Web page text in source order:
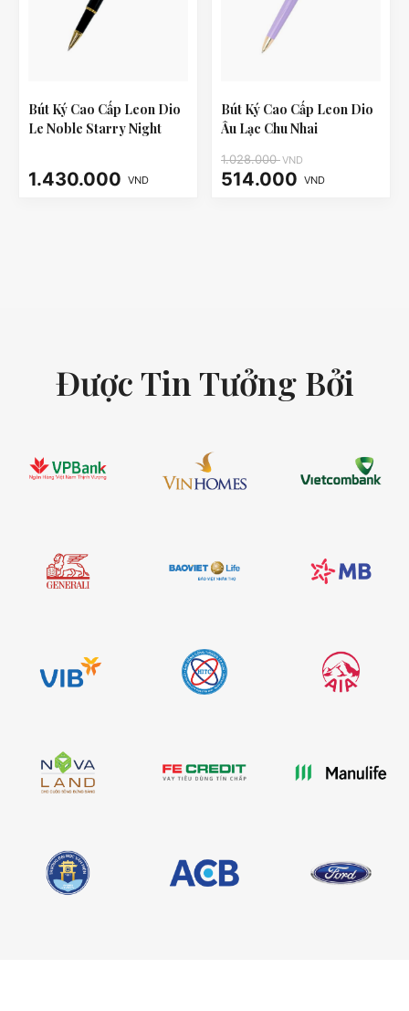
Bút Ký Cao Cấp Leon Dio
Le Noble Starry Night
1.430.000 VND
Bút Ký Cao Cấp Leon Dio
Âu Lạc Chu Nhai
1.028.000VND
514.000 VND
Được Tin Tưởng Bởi